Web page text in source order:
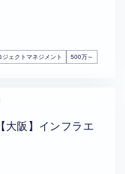
ジェクトマネジメント 500万～
大阪】インフラエ